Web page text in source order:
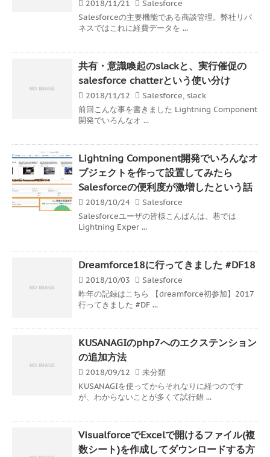
2018/11/21
Salesforce
Salesforceの主要機能である商談管理。弊社リバ
ネスではこれに経費データを ...
共有・意識喚起のslackと、実行催促の
salesforce chatterという使い分け
2018/11/12 Salesforce, slack
前回こんな事を書きました Lightning Component
開発でいろんなオ ...
Lightning Component開発でいろんなオ
ブジェクトを作って設置してみたら
Salesforceの便利度が激増したという話
2018/10/24
Salesforce
Salesforceユーザの皆様こんばんは。巷では
Lightning Exper ...
Dreamforce18に行ってきました #DF18
2018/10/03
Salesforce
昨年の記録はこちら 【dreamforce初参加】2017
行ってきました #DF ...
KUSANAGIのphp7へのエクステンション
の追加方法
2018/09/12
未分類
KUSANAGIを使ってからそれなりに経つのです
が、わからないことが多くて試行錯 ...
VisualforceでExcelで開けるファイル(複
数シート)を作成してダウンロードする方